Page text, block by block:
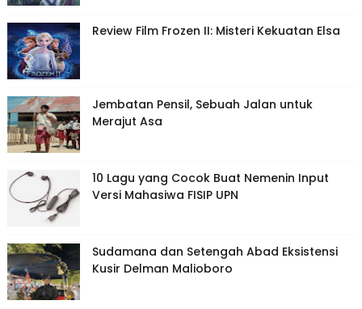
Review Film Frozen II: Misteri Kekuatan Elsa
Jembatan Pensil, Sebuah Jalan untuk
Merajut Asa
10 Lagu yang Cocok Buat Nemenin Input
Versi Mahasiwa FISIP UPN
Sudamana dan Setengah Abad Eksistensi
Kusir Delman Malioboro